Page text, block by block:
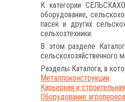
К категории
оборудование,
пасек и других
сельхозтехники.
В этом разделе
сельскохозяйственного
Разделы Каталога, в
Металлоконструкции
Карьерная и
Оборудование